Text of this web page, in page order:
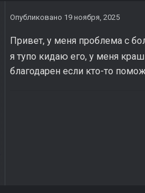
Опубликовано 19 ноября, 2025
Привет, у меня проблема с
я тупо кидаю его, у меня
благодарен если кто-то